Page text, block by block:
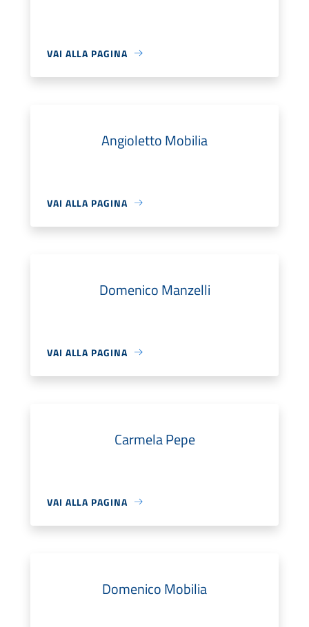
VAI ALLA PAGINA
Angioletto Mobilia
VAI ALLA PAGINA
Domenico Manzelli
VAI ALLA PAGINA
Carmela Pepe
VAI ALLA PAGINA
Domenico Mobilia